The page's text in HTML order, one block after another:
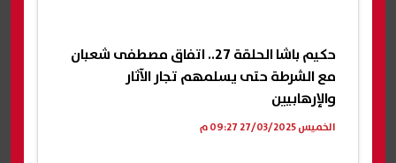
حكيم باشا الحلقة 27.. اتفاق مصطفى شعبان
مع الشرطة حتى يسلمهم تجار الآثار
والإرهابيين
الخميس 27/03/2025 09:27 م